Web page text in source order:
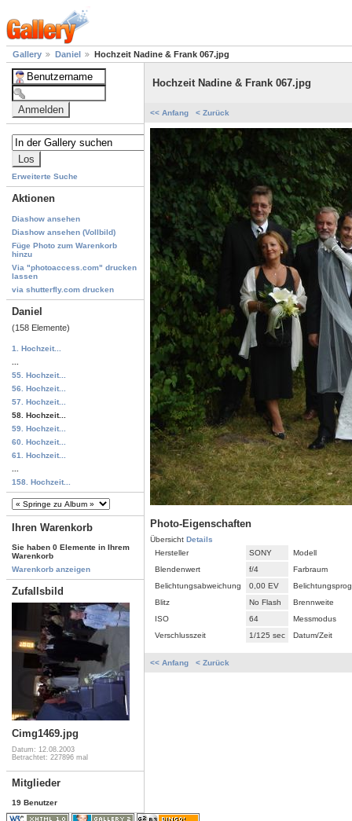
Gallery Daniel Hochzeit Nadine & Frank 067.jpg
Erweiterte Suche
Aktionen
Diashow ansehen
Diashow ansehen (Vollbild)
Füge Photo zum Warenkorb
hinzu
Via "photoaccess.com" drucken
lassen
via shutterfly.com drucken
Daniel
(158 Elemente)
1. Hochzeit...
55. Hochzeit...
56. Hochzeit...
57. Hochzeit...
58. Hochzeit...
59. Hochzeit...
60. Hochzeit...
61. Hochzeit...
158. Hochzeit...
Ihren Warenkorb
Sie haben 0 Elemente in Ihrem
Warenkorb
Warenkorb anzeigen
Zufallsbild
Cimg1469.jpg
Datum: 12.08.2003
Betrachtet: 227896 mal
Mitglieder
19 Benutzer
Hochzeit Nadine & Frank 067.jpg
<< Anfang < Zurück
Photo-Eigenschaften
Übersicht Details
Hersteller
SONY
Modell
Blendenwert
f/4
Farbraum
Belichtungsabweichung
0,00 EV
Blitz
No Flash
Brennweite
ISO
64
Messmodus
Verschlusszeit
1/125 sec Datum/Zeit
<< Anfang < Zurück